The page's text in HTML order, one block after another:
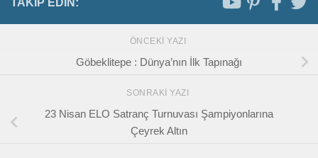
TAKIP EDIN:
ÖNCEKI YAZI
Göbeklitepe : Dünya’nın İlk Tapınağı
SONRAKI YAZI
23 Nisan ELO Satranç Turnuvası Şampiyonlarına
Çeyrek Altın